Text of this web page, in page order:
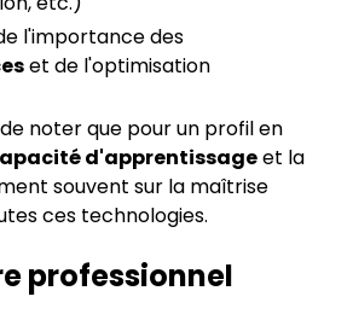
l'importance des
et de l'optimisation
noter que pour un profil en
d'apprentissageet la
souvent sur la maîtrise
ces technologies.
professionnel